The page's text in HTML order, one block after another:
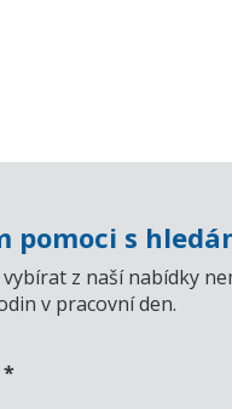
pomoci s
z naší nabídky
v pracovní den.
*